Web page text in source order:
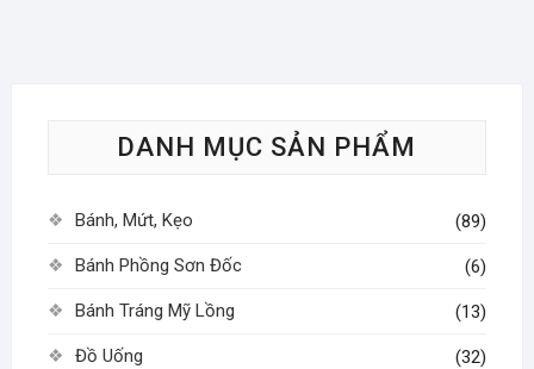
DANH MỤC SẢN PHẨM
Bánh, Mứt, Kẹo (89)
Bánh Phồng Sơn Đốc (6)
Bánh Tráng Mỹ Lồng (13)
Đồ Uống (32)